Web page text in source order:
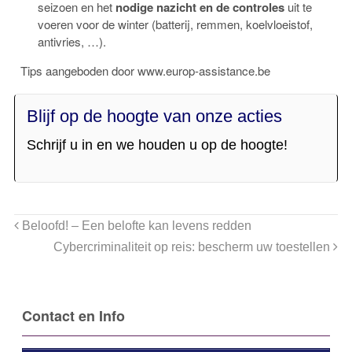
seizoen en het nodige nazicht en de controles uit te
voeren voor de winter (batterij, remmen, koelvloeistof,
antivries, …).
Tips aangeboden door www.europ-assistance.be
Blijf op de hoogte van onze acties
Schrijf u in en we houden u op de hoogte!
Beloofd! – Een belofte kan levens redden
Cybercriminaliteit op reis: bescherm uw toestellen
Contact en Info